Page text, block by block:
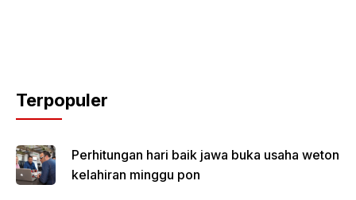
Terpopuler
Perhitungan hari baik jawa buka usaha weton
kelahiran minggu pon